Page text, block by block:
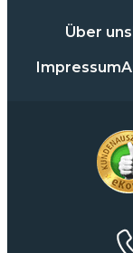
Über uns
Impressum